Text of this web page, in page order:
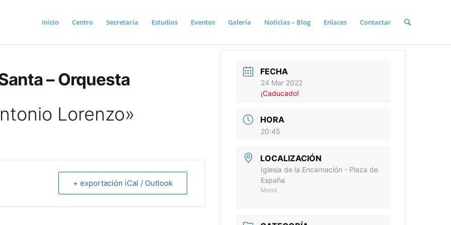
Inicio Centro Secretaría Estudios Eventos Galería Noticias – Blog Enlaces Contactar
– Orquesta
Lorenzo»
+ exportación iCal / Outlook
FECHA
24 Mar 2022
¡Caducado!
HORA
20:45
LOCALIZACIÓN
Iglesia de la Encarnación - Plaza de
España
Motril